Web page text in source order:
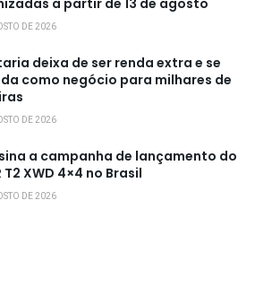
a partir de 13 de agosto
DE 2026
deixa de ser renda extra e se
como negócio para milhares de
DE 2026
a campanha de lançamento do
T2 XWD 4×4 no Brasil
DE 2026